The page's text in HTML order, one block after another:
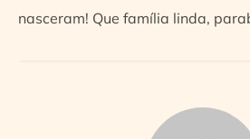
nasceram! Que família linda,